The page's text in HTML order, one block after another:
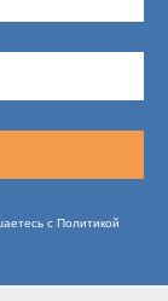
с Политикой